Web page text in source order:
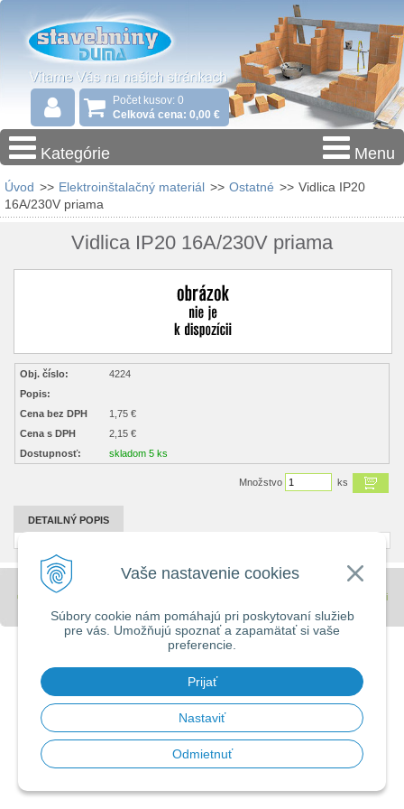
Vaše nastavenie cookies
Súbory cookie nám pomáhajú pri poskytovaní služieb
pre vás. Umožňujú spoznať a zapamätať si vaše
preferencie.
Prijať
Nastaviť
Odmietnuť
Počet kusov: 0
Celková cena: 0,00 €
Kategórie Menu
Úvod >> Elektroinštalačný materiál >> Ostatné >> Vidlica IP20
16A/230V priama
Vidlica IP20 16A/230V priama
Obj. číslo:
4224
Popis:
Cena bez DPH
1,75 €
Cena s DPH
2,15 €
Dostupnosť:
skladom 5 ks
Množstvo ks
DETAILNÝ POPIS
© 2026 Stavebniny - DUMA •
spoločnosti
WEBYGROUP